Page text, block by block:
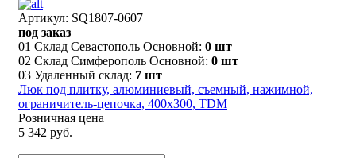
Артикул: SQ1807-0607
под заказ
01 Склад Севастополь Основной: 0 шт
02 Склад Симферополь Основной: 0 шт
03 Удаленный склад: 7 шт
Люк под плитку, алюминиевый, съемный, нажимной,
ограничитель-цепочка, 400х300, TDM
Розничная цена
5 342 руб.
–